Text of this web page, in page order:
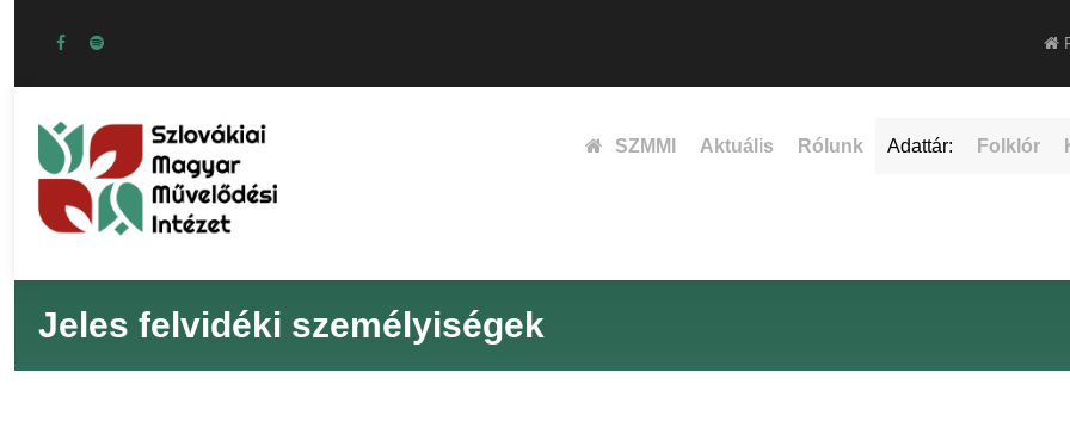
SZMMI Aktuális Rólunk Adattár: Folklór
Jeles felvidéki személyiségek